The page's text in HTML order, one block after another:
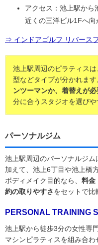
アクセス：池上駅から
近くの三洋ビル1Fへ向
⇒ インドアゴルフ リバース
池上駅周辺のピラティス
型などタイプが分かれます
ンツーマンか、着替えが
分に合うスタジオを選びや
パーソナルジム
池上駅周辺のパーソナルジ
加えて、池上6丁目や池上橋
ボディメイク目的なら、 料金
約の取りやすさをセットで比
PERSONAL TRAINING
池上駅から徒歩3分の女性専
マシンピラティスを組み合